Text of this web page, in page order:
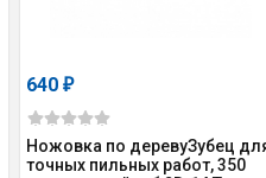
640₽
Ножовка по деревуЗубец
точных пильных работ, 350